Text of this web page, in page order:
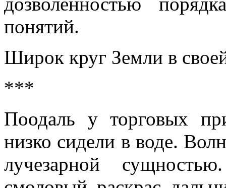
понятий.
Широк круг Земли в
***
Поодаль у торговых
низко сидели в воде.
лучезарной